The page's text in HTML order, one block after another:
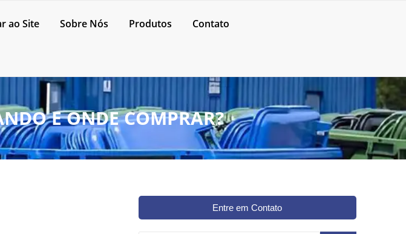
ao Site Sobre Nós Produtos Contato
E ONDE COMPRAR?
Entre em Contato